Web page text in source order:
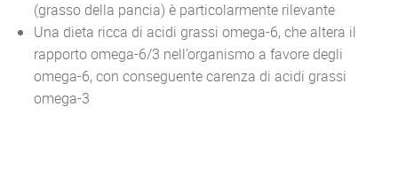
(grasso della pancia) è particolarmente rilevante
Una dieta ricca di acidi grassi omega-6, che altera il
rapporto omega-6/3 nell’organismo a favore degli
omega-6, con conseguente carenza di acidi grassi
omega-3